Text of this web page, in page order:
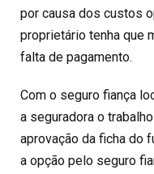
por causa dos custos
proprietário tenha que
falta de pagamento.
Com o seguro fiança
a seguradora o
aprovação da ficha do
a opção pelo seguro